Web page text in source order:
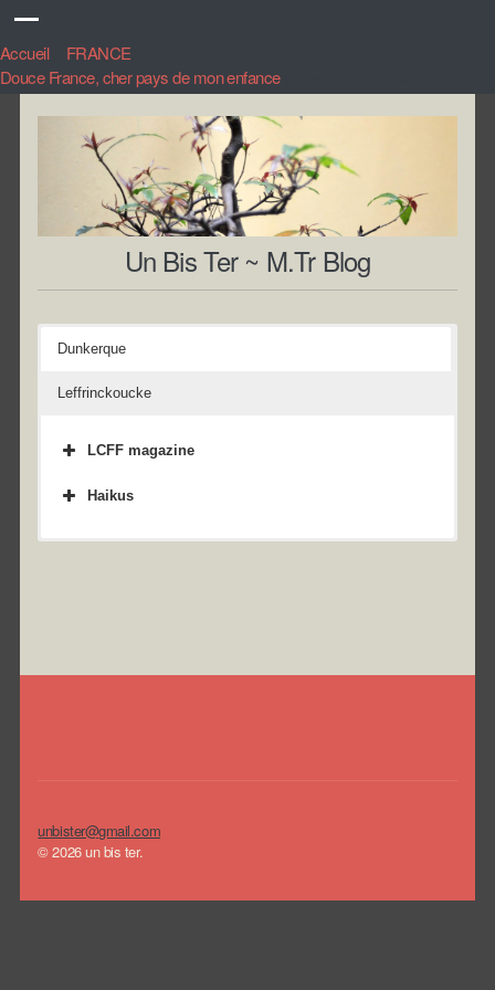
Accueil> FRANCE
Douce France, cher pays de mon enfance>
Un Bis Ter ~ M.Tr Blog
Dunkerque
Leffrinckoucke
LCFF magazine
Haikus
unbister@gmail.com
© 2026 un bis ter.